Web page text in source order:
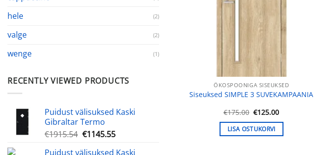
hele (2)
valge (2)
wenge (1)
RECENTLY VIEWED PRODUCTS
Puidust välisuksed Kaski
Gibraltar Termo
€1915.54 Algne
€1145.55Praegune
Puidust välisuksed Kaski
ÖKOSPOONIGA SISEUKSED
Siseuksed SIMPLE 3 SUVEKAMPAANIA
€175.00 Algne
oli:
€175.00.
€125.00Praegune
on:
LISA OSTUKORVI